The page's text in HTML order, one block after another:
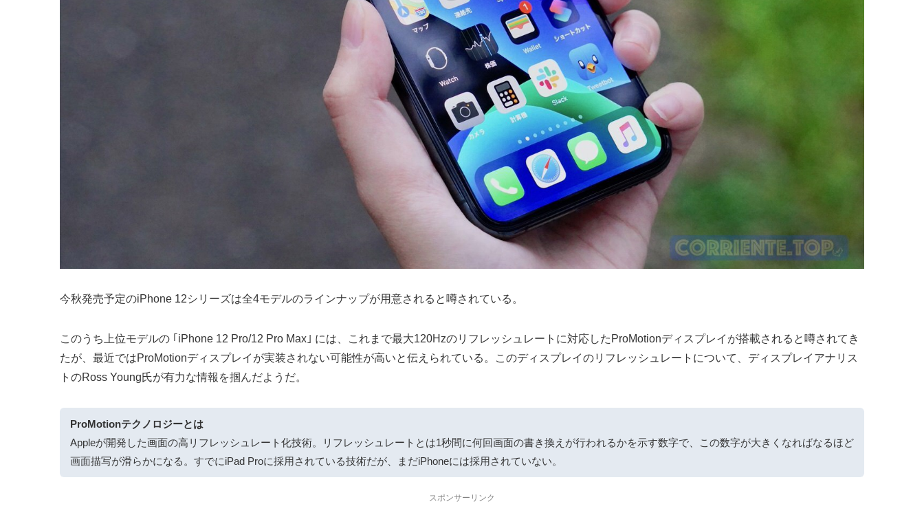
今秋発売予定のiPhone 12シリーズは全4モデルのラインナップが用意されると噂されている。
このうち上位モデルの ｢iPhone 12 Pro/12 Pro Max｣ には、これまで最大120Hzのリフレッシュレートに対応したProMotionディスプレイが搭載されると噂されてき
たが、最近ではProMotionディスプレイが実装されない可能性が高いと伝えられている。このディスプレイのリフレッシュレートについて、ディスプレイアナリス
トのRoss Young氏が有力な情報を掴んだようだ。
ProMotionテクノロジーとは
Appleが開発した画面の高リフレッシュレート化技術。リフレッシュレートとは1秒間に何回画面の書き換えが行われるかを示す数字で、この数字が大きくなればなるほど
画面描写が滑らかになる。すでにiPad Proに採用されている技術だが、まだiPhoneには採用されていない。
スポンサーリンク